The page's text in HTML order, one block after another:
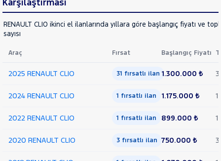
Karşılaştırması
RENAULT CLIO ikinci el ilanlarında yıllara göre başlangıç fiyatı ve
sayısı
Araç Fırsat Başlangıç Fiyatı
2025 RENAULT CLIO 31 fırsatlı ilan 1.300.000 ₺
2024 RENAULT CLIO 1 fırsatlı ilan 1.175.000 ₺ 1
2022 RENAULT CLIO 1 fırsatlı ilan 899.000 ₺ 1
2020 RENAULT CLIO 3 fırsatlı ilan 750.000 ₺ 3